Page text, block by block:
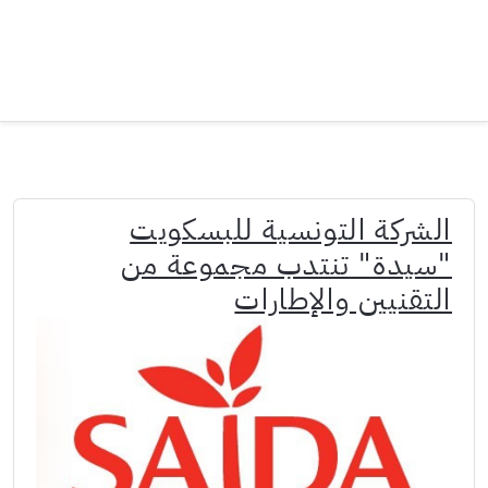
الشركة التونسية للبسكويت
"سيدة" تنتدب مجموعة من
التقنيين والإطارات